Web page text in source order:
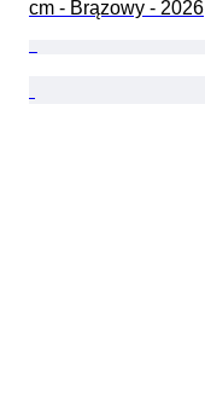
cm - Brązowy - 2026